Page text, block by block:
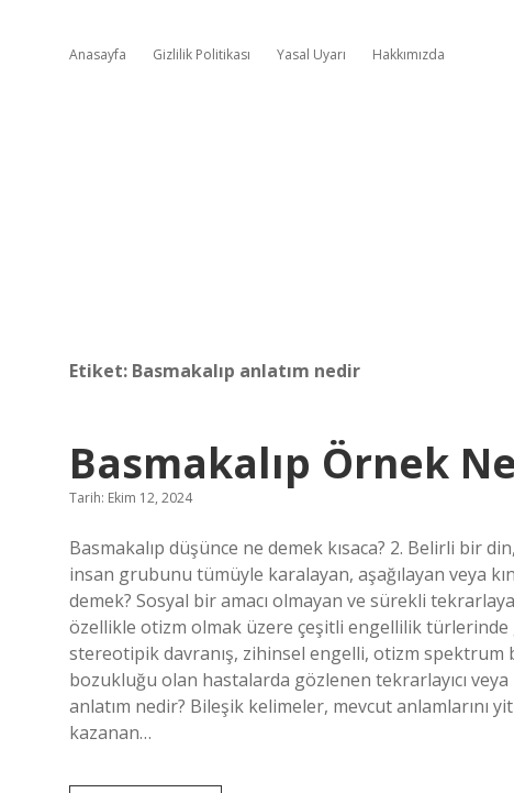
Anasayfa Gizlilik Politikası Yasal Uyarı Hakkımızda
Etiket: Basmakalıp anlatım nedir
Basmakalıp Örnek
Tarih: Ekim 12, 2024
Basmakalıp düşünce ne demek kısaca? 2. Belirli bir
insan grubunu tümüyle karalayan, aşağılayan veya
demek? Sosyal bir amacı olmayan ve sürekli
özellikle otizm olmak üzere çeşitli engellilik
stereotipik davranış, zihinsel engelli, otizm
bozukluğu olan hastalarda gözlenen tekrarlayıcı
anlatım nedir? Bileşik kelimeler, mevcut anlamlarını
kazanan…